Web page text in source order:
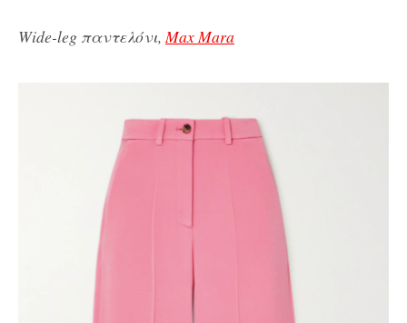
Wide-leg παντελόνι, Max Mara